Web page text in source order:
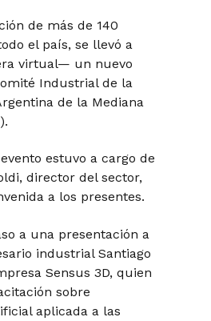
de más de 140
el país, se llevó a
virtual— un nuevo
Industrial de la
de la Mediana
estuvo a cargo de
director del sector,
a los presentes.
a una presentación a
industrial Santiago
Sensus 3D, quien
sobre
aplicada a las